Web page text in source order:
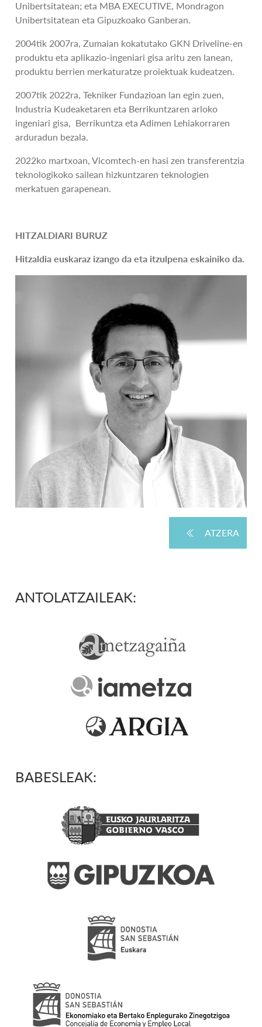
Unibertsitatean; eta MBA EXECUTIVE, Mondragon
Unibertsitatean eta Gipuzkoako Ganberan.
2004tik 2007ra, Zumaian kokatutako GKN Driveline-en
produktu eta aplikazio-ingeniari gisa aritu zen lanean,
produktu berrien merkaturatze proiektuak kudeatzen.
2007tik 2022ra, Tekniker Fundazioan lan egin zuen,
Industria Kudeaketaren eta Berrikuntzaren arloko
ingeniari gisa, Berrikuntza eta Adimen Lehiakorraren
arduradun bezala.
2022ko martxoan, Vicomtech-en hasi zen transferentzia
teknologikoko sailean hizkuntzaren teknologien
merkatuen garapenean.
HITZALDIARI BURUZ
Hitzaldia euskaraz izango da eta itzulpena eskainiko da.
ATZERA
ANTOLATZAILEAK:
BABESLEAK: